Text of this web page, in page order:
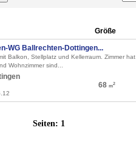
Größe
WG Ballrechten-Dottingen...
Balkon, Stellplatz und Kellerraum. Zimmer
Wohnzimmer sind...
68 m2
Seiten: 1